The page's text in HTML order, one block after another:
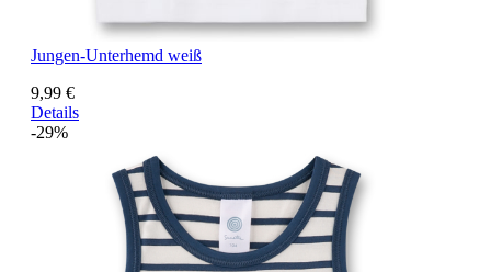
Jungen-Unterhemd weiß
9,99 €
Details
-29%